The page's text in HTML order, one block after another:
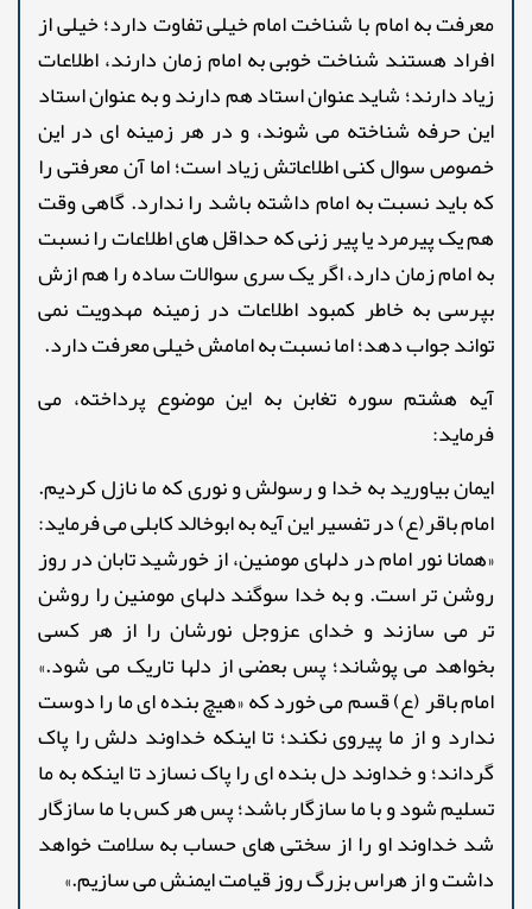
معرفت به امام با شناخت امام خیلی تفاوت دارد؛ خیلی از
افراد هستند شناخت خوبی به امام زمان دارند، اطلاعات
زیاد دارند؛ شاید عنوان استاد هم دارند و به عنوان استاد
این حرفه شناخته می شوند، و در هر زمینه ای در این
خصوص سوال کنی اطلاعاتش زیاد است؛ اما آن معرفتی را
که باید نسبت به امام داشته باشد را ندارد. گاهی وقت
هم یک پیرمرد یا پیر زنی که حداقل های اطلاعات را نسبت
به امام زمان دارد، اگر یک سری سوالات ساده را هم ازش
بپرسی به خاطر کمبود اطلاعات در زمینه مهدویت نمی
تواند جواب دهد؛ اما نسبت به امامش خیلی معرفت دارد.
آیه هشتم سوره تغابن به این موضوع پرداخته، می
فرماید:
ایمان بیاورید به خدا و رسولش و نوری که ما نازل کردیم.
امام باقر(ع) در تفسیر این آیه به ابوخالد کابلی می فرماید:
«همانا نور امام در دلهای مومنین، از خورشید تابان در روز
روشن تر است. و به خدا سوگند دلهای مومنین را روشن
تر می سازند و خدای عزوجل نورشان را از هر کسی
بخواهد می پوشاند؛ پس بعضی از دلها تاریک می شود.»
امام باقر (ع) قسم می خورد که «هیچ بنده ای ما را دوست
ندارد و از ما پیروی نکند؛ تا اینکه خداوند دلش را پاک
گرداند؛ و خداوند دل بنده ای را پاک نسازد تا اینکه به ما
تسلیم شود و با ما سازگار باشد؛ پس هر کس با ما سازگار
شد خداوند او را از سختی های حساب به سلامت خواهد
داشت و از هراس بزرگ روز قیامت ایمنش می سازیم.»